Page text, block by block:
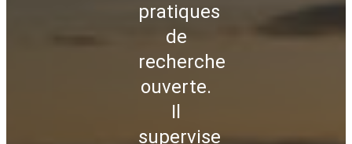
pratiques
de
recherche
ouverte.
Il
supervise